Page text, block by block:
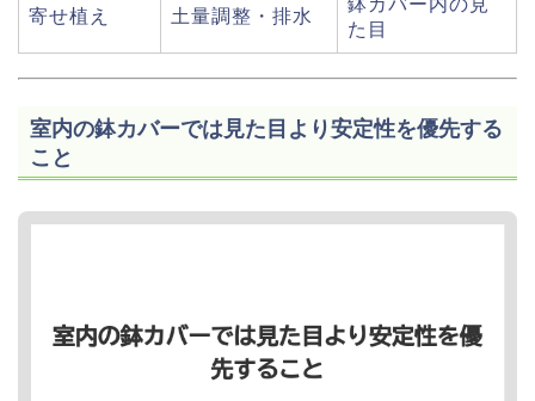
寄せ植え 土量調整・排水
た目
室内の鉢カバーでは見た目より安定性を優先する
こと